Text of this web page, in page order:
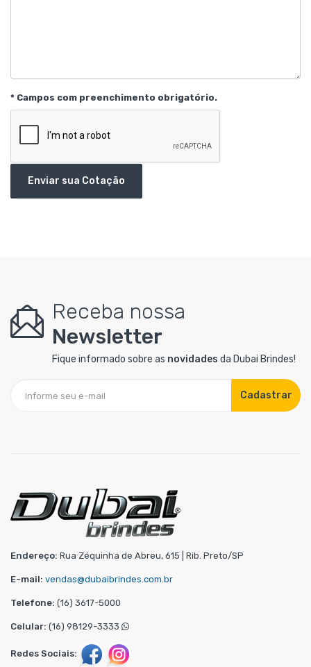
* Campos com preenchimento obrigatório.
Enviar sua Cotação
Receba nossa
Newsletter
Fique informado sobre as novidades da Dubai Brindes!
Cadastrar
Endereço: Rua Zéquinha de Abreu, 615 | Rib. Preto/SP
E-mail: vendas@dubaibrindes.com.br
Telefone: (16) 3617-5000
Celular: (16) 98129-3333
Redes Sociais: